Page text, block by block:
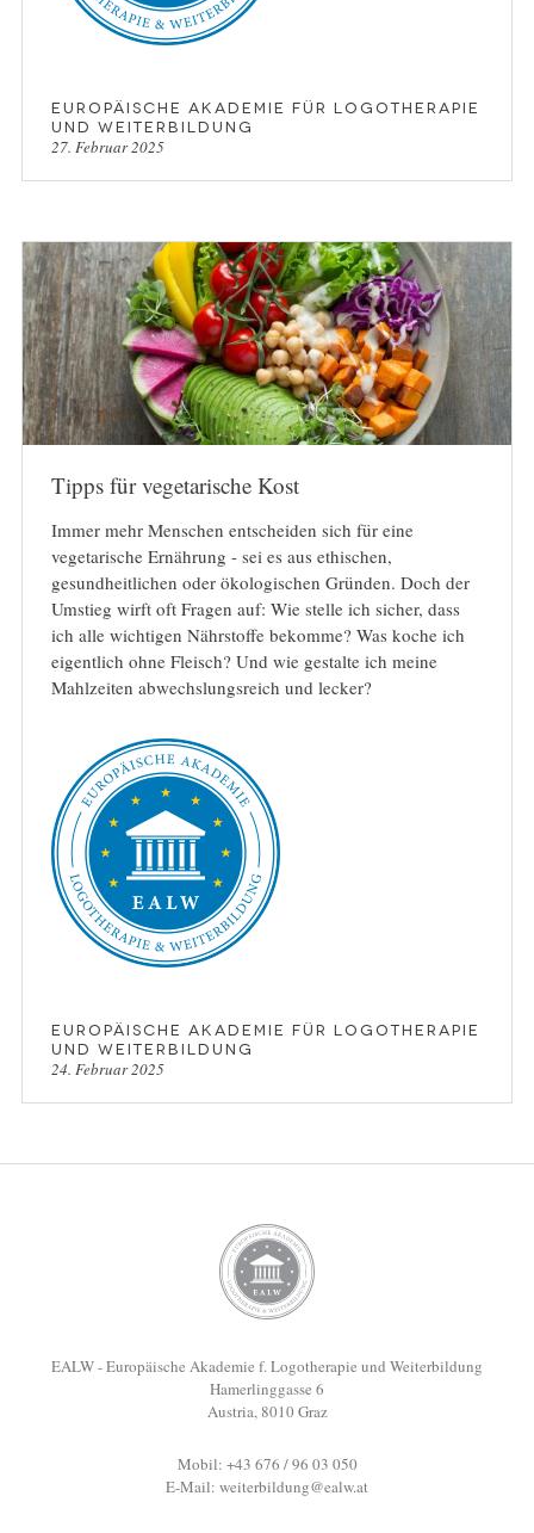
Europäische Akademie für Logotherapie
und Weiterbildung
27. Februar 2025
Tipps für vegetarische Kost
Immer mehr Menschen entscheiden sich für eine
vegetarische Ernährung - sei es aus ethischen,
gesundheitlichen oder ökologischen Gründen. Doch der
Umstieg wirft oft Fragen auf: Wie stelle ich sicher, dass
ich alle wichtigen Nährstoffe bekomme? Was koche ich
eigentlich ohne Fleisch? Und wie gestalte ich meine
Mahlzeiten abwechslungsreich und lecker?
Europäische Akademie für Logotherapie
und Weiterbildung
24. Februar 2025
EALW - Europäische Akademie f. Logotherapie und Weiterbildung
Hamerlinggasse 6
Austria, 8010 Graz
Mobil: +43 676 / 96 03 050
E-Mail: weiterbildung@ealw.at